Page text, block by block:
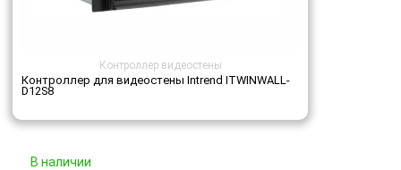
Контроллер видеостены
Контроллер для видеостены Intrend ITWINWALL-
D12S8
В наличии